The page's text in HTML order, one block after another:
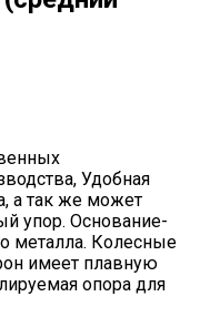
Удобная
а так же может
упор. Основание-
металла. Колесные
имеет плавную
опора для